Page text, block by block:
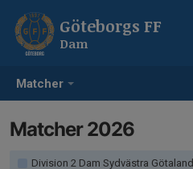
Matcher
Göteborgs FF
Dam
Matcher 2026
Division 2 Dam Sydvästra Götaland